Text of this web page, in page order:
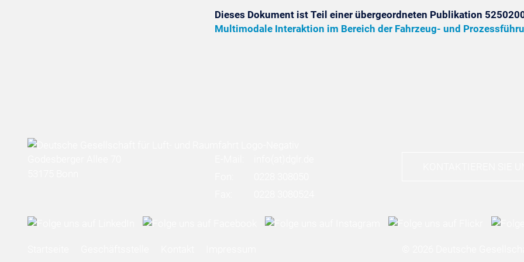
Dieses Dokument ist Teil einer übergeordneten Publikation
Multimodale Interaktion im Bereich der Fahrzeug- und